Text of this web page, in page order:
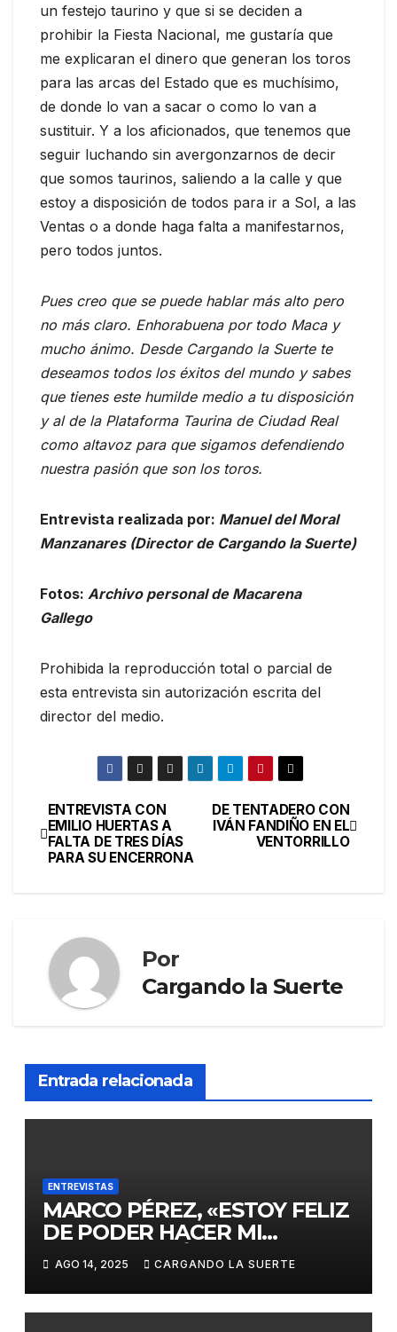
un festejo taurino y que si se deciden a
prohibir la Fiesta Nacional, me gustaría que
me explicaran el dinero que generan los toros
para las arcas del Estado que es muchísimo,
de donde lo van a sacar o como lo van a
sustituir. Y a los aficionados, que tenemos que
seguir luchando sin avergonzarnos de decir
que somos taurinos, saliendo a la calle y que
estoy a disposición de todos para ir a Sol, a las
Ventas o a donde haga falta a manifestarnos,
pero todos juntos.
Pues creo que se puede hablar más alto pero
no más claro. Enhorabuena por todo Maca y
mucho ánimo. Desde Cargando la Suerte te
deseamos todos los éxitos del mundo y sabes
que tienes este humilde medio a tu disposición
y al de la Plataforma Taurina de Ciudad Real
como altavoz para que sigamos defendiendo
nuestra pasión que son los toros.
Entrevista realizada por: Manuel del Moral
Manzanares (Director de Cargando la Suerte)
Fotos: Archivo personal de Macarena
Gallego
Prohibida la reproducción total o parcial de
esta entrevista sin autorización escrita del
director del medio.
DE TENTADERO CON
IVÁN FANDIÑO EN EL
VENTORRILLO
ENTREVISTA CON
EMILIO HUERTAS A
FALTA DE TRES DÍAS
PARA SU ENCERRONA
Por
Cargando la Suerte
Entrada relacionada
ENTREVISTAS
MARCO PÉREZ, «ESTOY FELIZ
DE PODER HACER MI
PRESENTACIÓN COMO
MATADOR DE TOROS EN
CIUDAD REAL»
AGO 14, 2025 CARGANDO LA SUERTE